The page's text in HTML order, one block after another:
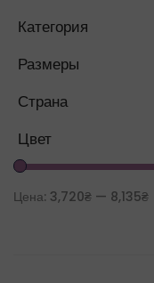
Категория
Размеры
Страна
Цвет
Цена: 3,720₴ — 8,135₴